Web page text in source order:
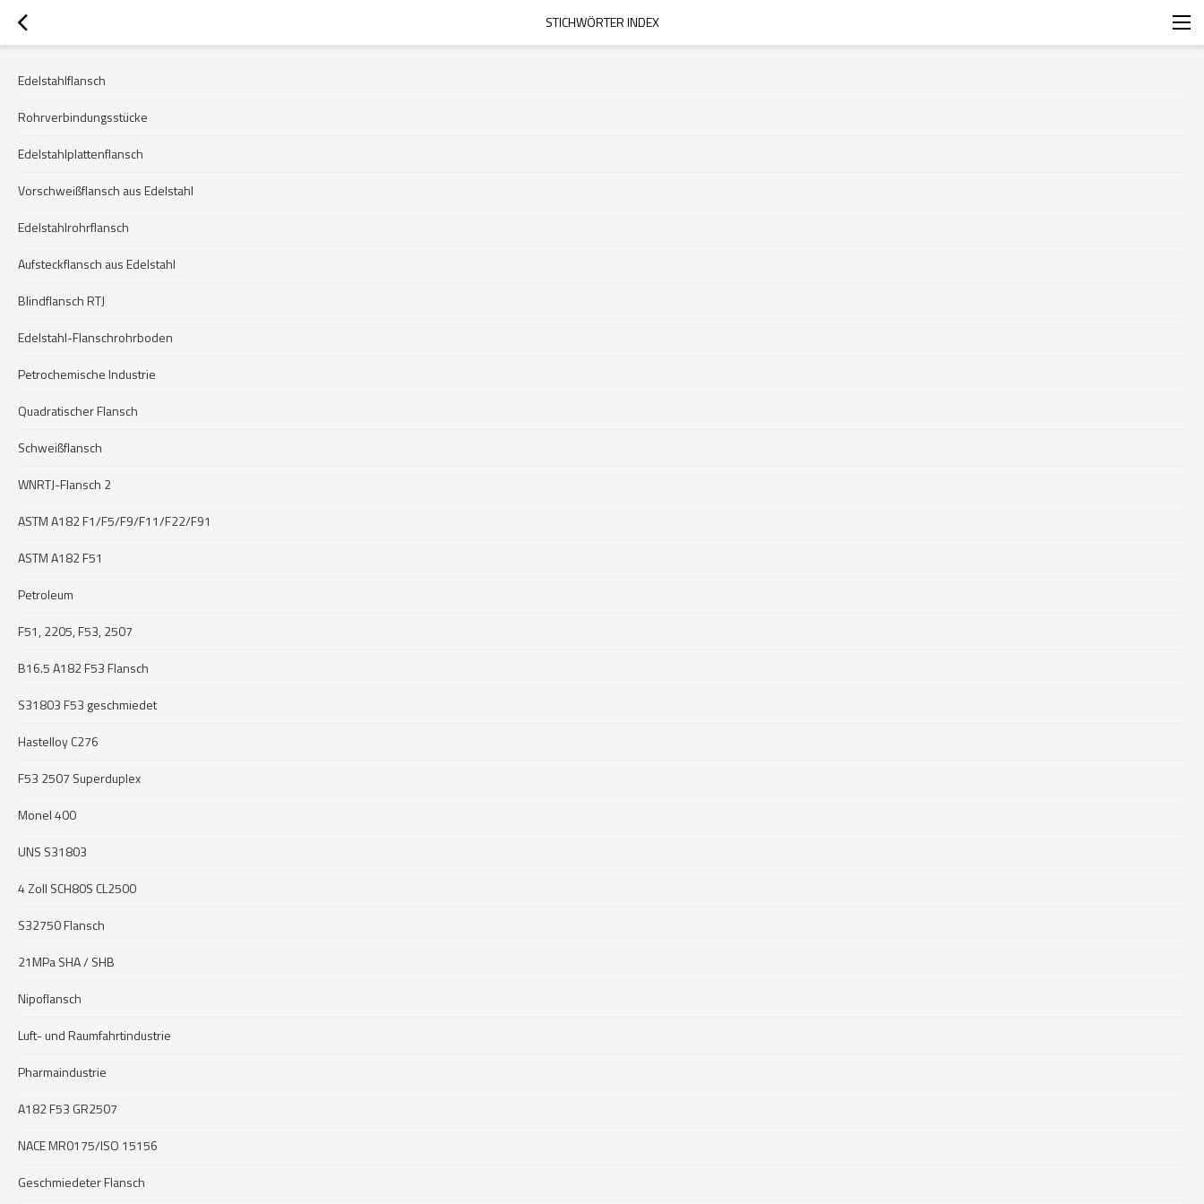
STICHWÖRTER INDEX
Edelstahlflansch
Rohrverbindungsstücke
Edelstahlplattenflansch
Vorschweißflansch aus Edelstahl
Edelstahlrohrflansch
Aufsteckflansch aus Edelstahl
Blindflansch RTJ
Edelstahl-Flanschrohrboden
Petrochemische Industrie
Quadratischer Flansch
Schweißflansch
WNRTJ-Flansch 2
ASTM A182 F1/F5/F9/F11/F22/F91
ASTM A182 F51
Petroleum
F51, 2205, F53, 2507
B16.5 A182 F53 Flansch
S31803 F53 geschmiedet
Hastelloy C276
F53 2507 Superduplex
Monel 400
UNS S31803
4 Zoll SCH80S CL2500
S32750 Flansch
21MPa SHA / SHB
Nipoflansch
Luft- und Raumfahrtindustrie
Pharmaindustrie
A182 F53 GR2507
NACE MR0175/ISO 15156
Geschmiedeter Flansch